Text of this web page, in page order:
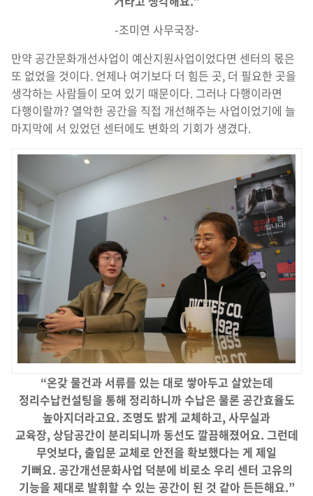
-조미연 사무국장-
만약 공간문화개선사업이 예산지원사업이었다면 센터의 몫은
또 없었을 것이다. 언제나 여기보다 더 힘든 곳, 더 필요한 곳을
생각하는 사람들이 모여 있기 때문이다. 그러나 다행이라면
다행이랄까? 열악한 공간을 직접 개선해주는 사업이었기에 늘
마지막에 서 있었던 센터에도 변화의 기회가 생겼다.
“온갖 물건과 서류를 있는 대로 쌓아두고 살았는데
정리수납컨설팅을 통해 정리하니까 수납은 물론 공간효율도
높아지더라고요. 조명도 밝게 교체하고,사무실과
교육장,상담공간이 분리되니까 동선도 깔끔해졌어요. 그런데
무엇보다,출입문 교체로 안전을 확보했다는 게 제일
기뻐요. 공간개선문화사업 덕분에 비로소 우리 센터 고유의
기능을 제대로 발휘할 수 있는 공간이 된 것 같아 든든해요.”